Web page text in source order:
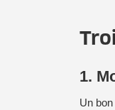
1.
Un